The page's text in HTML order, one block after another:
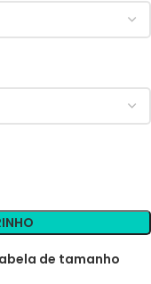
de tamanho